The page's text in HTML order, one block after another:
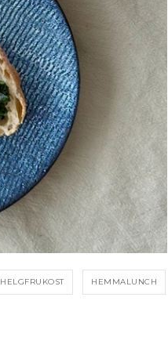
HELGFRUKOST HEMMALUNCH